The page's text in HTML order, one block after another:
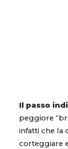
Il passo
peggiore
infatti che la
corteggiare